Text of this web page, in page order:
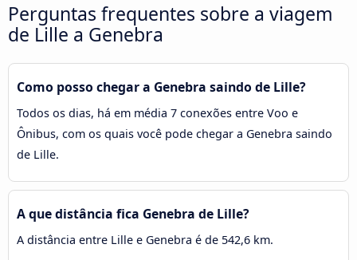
Perguntas frequentes sobre a viagem
de Lille a Genebra
Como posso chegar a Genebra saindo de Lille?
Todos os dias, há em média 7 conexões entre Voo e
Ônibus, com os quais você pode chegar a Genebra saindo
de Lille.
A que distância fica Genebra de Lille?
A distância entre Lille e Genebra é de 542,6 km.